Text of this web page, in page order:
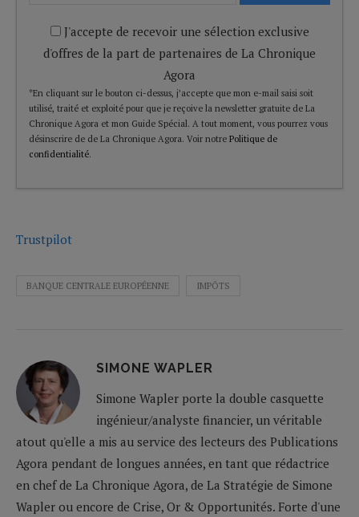
J'accepte de recevoir une sélection exclusive
d'offres de la part de partenaires de La Chronique
Agora
*En cliquant sur le bouton ci-dessus, j’accepte que mon e-mail saisi soit
utilisé, traité et exploité pour que je reçoive la newsletter gratuite de La
Chronique Agora et mon Guide Spécial. A tout moment, vous pourrez vous
désinscrire de de La Chronique Agora. Voir notre Politique de
confidentialité.
Trustpilot
BANQUE CENTRALE EUROPÉENNE IMPÔTS
SIMONE WAPLER
Simone Wapler porte la double casquette
ingénieur/analyste financier, un véritable
atout qu'elle a mis au service des lecteurs des Publications
Agora pendant de longues années, en tant que rédactrice
en chef de La Chronique Agora, de La Stratégie de Simone
Wapler ou encore de Crise, Or & Opportunités. Forte d'une